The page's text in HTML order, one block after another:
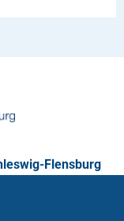
Flensburg